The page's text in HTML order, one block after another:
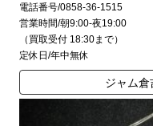
電話番号/0858-36-1515
営業時間/朝9:00-夜19:00
（買取受付 18:30まで）
定休日/年中無休
ジャム